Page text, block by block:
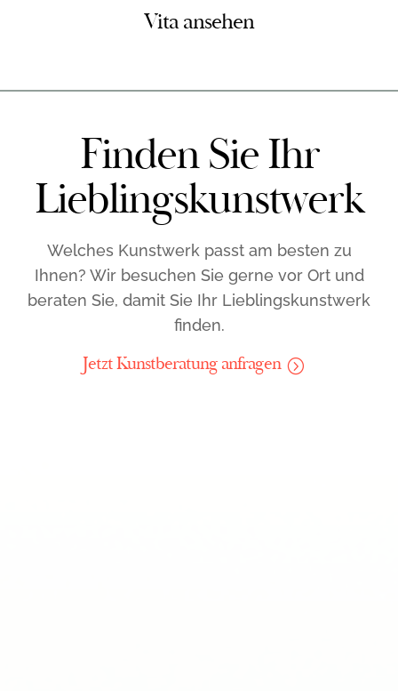
Vita ansehen
Finden Sie Ihr
Lieblings­kunstwerk
Welches Kunstwerk passt am besten zu
Ihnen? Wir besuchen Sie gerne vor Ort und
beraten Sie, damit Sie Ihr Lieblingskunstwerk
finden.
Jetzt Kunstberatung anfragen